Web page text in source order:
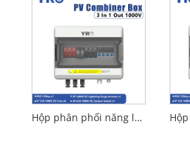
Hộp phân phối năng lượng mặt trời 3 trong 1 ra 1000V DC